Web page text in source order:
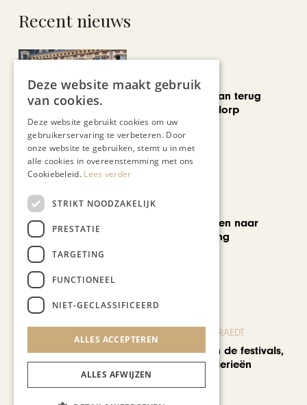
Recent nieuws
CHAPEAU TV
Skelet d’Artagnan terug
naar geboortedorp
MODE & BEAUTY
Van koopjesjagen naar
curated shopping
BLOG JO CORTENRAEDT
We verzuipen in de festivals,
feesten en braderieën
Deze website maakt gebruik
van cookies.
Deze website gebruikt cookies om uw
gebruikerservaring te verbeteren. Door
onze website te gebruiken, stemt u in met
alle cookies in overeenstemming met ons
Cookiebeleid. Lees verder
STRIKT NOODZAKELIJK
PRESTATIE
TARGETING
FUNCTIONEEL
NIET-GECLASSIFICEERD
ALLES ACCEPTEREN
ALLES AFWIJZEN